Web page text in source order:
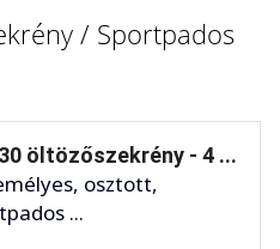
/ Sportpados
öltözőszekrény - 4 ...
osztott,
...